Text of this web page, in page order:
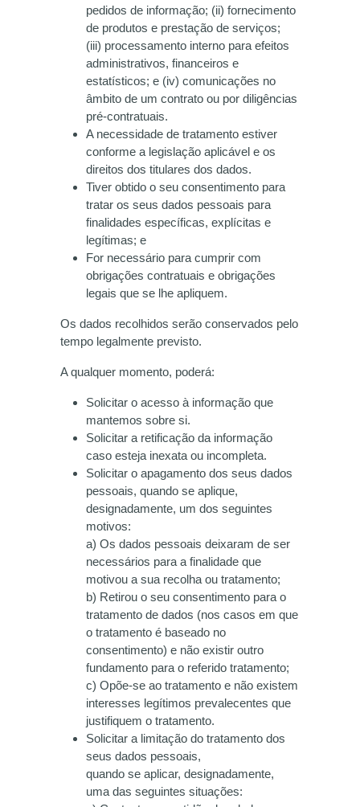
pedidos de informação; (ii) fornecimento
de produtos e prestação de serviços;
(iii) processamento interno para efeitos
administrativos, financeiros e
estatísticos; e (iv) comunicações no
âmbito de um contrato ou por diligências
pré-contratuais.
A necessidade de tratamento estiver
conforme a legislação aplicável e os
direitos dos titulares dos dados.
Tiver obtido o seu consentimento para
tratar os seus dados pessoais para
finalidades específicas, explícitas e
legítimas; e
For necessário para cumprir com
obrigações contratuais e obrigações
legais que se lhe apliquem.
Os dados recolhidos serão conservados pelo
tempo legalmente previsto.
A qualquer momento, poderá:
Solicitar o acesso à informação que
mantemos sobre si.
Solicitar a retificação da informação
caso esteja inexata ou incompleta.
Solicitar o apagamento dos seus dados
pessoais, quando se aplique,
designadamente, um dos seguintes
motivos:
a) Os dados pessoais deixaram de ser
necessários para a finalidade que
motivou a sua recolha ou tratamento;
b) Retirou o seu consentimento para o
tratamento de dados (nos casos em que
o tratamento é baseado no
consentimento) e não existir outro
fundamento para o referido tratamento;
c) Opõe-se ao tratamento e não existem
interesses legítimos prevalecentes que
justifiquem o tratamento.
Solicitar a limitação do tratamento dos
seus dados pessoais,
quando se aplicar, designadamente,
uma das seguintes situações: